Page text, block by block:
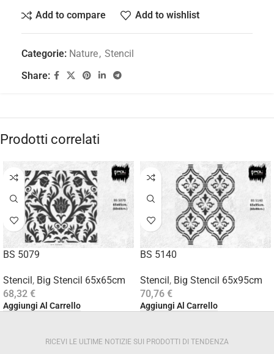
Add to compare Add to wishlist
Categorie: Nature, Stencil
Share:
Prodotti correlati
BS 5079
Stencil, Big Stencil 65x65cm
68,32 €
Aggiungi Al Carrello
BS 5140
Stencil, Big Stencil 65x95cm
70,76 €
Aggiungi Al Carrello
RICEVI LE ULTIME NOTIZIE SUI PRODOTTI DI TENDENZA